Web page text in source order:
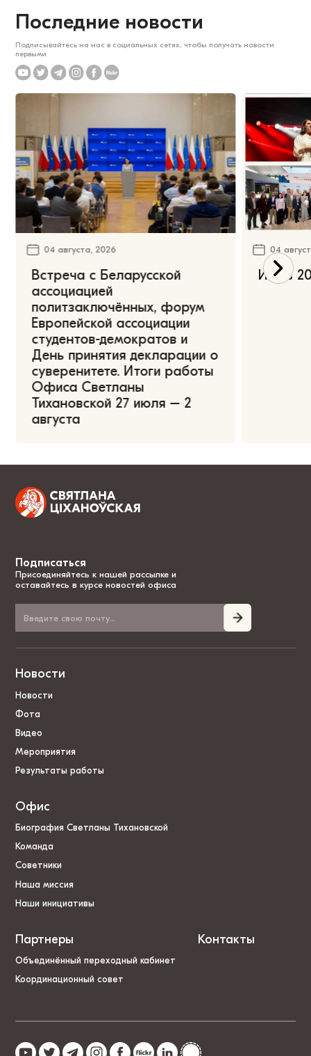
Последние новости
Подписывайтесь на нас в социальных сетях, чтобы получать новости
первыми
04 августа, 2026
Встреча с Беларусской
ассоциацией
политзаключённых, форум
Европейской ассоциации
студентов-демократов и
День принятия декларации о
суверенитете. Итоги работы
Офиса Светланы
Тихановской 27 июля – 2
августа
04
Июль
Подписаться
Присоединяйтесь к нашей рассылке и
оставайтесь в курсе новостей офиса
Новости
Новости
Фота
Видео
Мероприятия
Результаты работы
Офис
Биография Светланы Тихановской
Команда
Советники
Наша миссия
Наши инициативы
Партнеры
Объединённый переходный кабинет
Координационный совет
Контакты